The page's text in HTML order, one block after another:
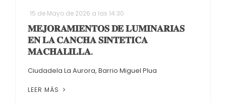
15 de Mayo de 2026 a las 14:30
𝐌𝐄𝐉𝐎𝐑𝐀𝐌𝐈𝐄𝐍𝐓𝐎𝐒 𝐃𝐄 𝐋𝐔𝐌𝐈𝐍𝐀𝐑𝐈𝐀𝐒
𝐄𝐍 𝐋𝐀 𝐂𝐀𝐍𝐂𝐇𝐀 𝐒𝐈𝐍𝐓𝐄𝐓𝐈𝐂𝐀
𝐌𝐀𝐂𝐇𝐀𝐋𝐈𝐋𝐋𝐀.
Ciudadela La Aurora, Barrio Miguel Plua
LEER MÁS